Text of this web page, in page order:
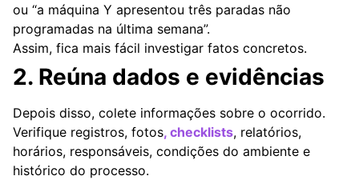
ou “a máquina Y apresentou três paradas não
programadas na última semana”.
Assim, fica mais fácil investigar fatos concretos.
2. Reúna dados e evidências
Depois disso, colete informações sobre o ocorrido.
Verifique registros, fotos, checklists, relatórios,
horários, responsáveis, condições do ambiente e
histórico do processo.